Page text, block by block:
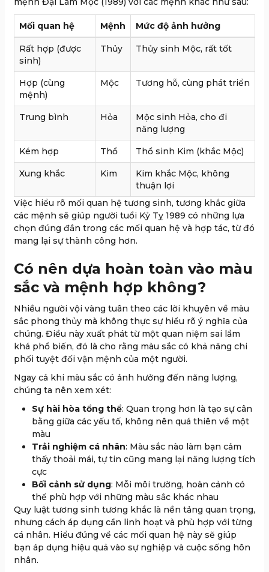
Mối quan hệ Mệnh Mức độ ảnh hưởng
Rất hợp (được
sinh)
Thủy Thủy sinh Mộc, rất tốt
Hợp (cùng
mệnh)
Mộc Tương hỗ, cùng phát triển
Trung bình Hỏa
Mộc sinh Hỏa, cho đi
năng lượng
Kém hợp Thổ Thổ sinh Kim (khắc Mộc)
Xung khắc Kim
Kim khắc Mộc, không
thuận lợi
Việc hiểu rõ mối quan hệ tương sinh, tương khắc giữa
các mệnh sẽ giúp người tuổi Kỷ Tỵ 1989 có những lựa
chọn đúng đắn trong các mối quan hệ và hợp tác, từ đó
mang lại sự thành công hơn.
Có nên dựa hoàn toàn vào màu
sắc và mệnh hợp không?
Nhiều người vội vàng tuân theo các lời khuyên về màu
sắc phong thủy mà không thực sự hiểu rõ ý nghĩa của
chúng. Điều này xuất phát từ một quan niệm sai lầm
khá phổ biến, đó là cho rằng màu sắc có khả năng chi
phối tuyệt đối vận mệnh của một người.
Ngay cả khi màu sắc có ảnh hưởng đến năng lượng,
chúng ta nên xem xét:
Sự hài hòa tổng thể: Quan trọng hơn là tạo sự cân
bằng giữa các yếu tố, không nên quá thiên về một
màu
Trải nghiệm cá nhân: Màu sắc nào làm bạn cảm
thấy thoải mái, tự tin cũng mang lại năng lượng tích
cực
Bối cảnh sử dụng: Mỗi môi trường, hoàn cảnh có
thể phù hợp với những màu sắc khác nhau
Quy luật tương sinh tương khắc là nền tảng quan trọng,
nhưng cách áp dụng cần linh hoạt và phù hợp với từng
cá nhân. Hiểu đúng về các mối quan hệ này sẽ giúp
bạn áp dụng hiệu quả vào sự nghiệp và cuộc sống hôn
nhân.